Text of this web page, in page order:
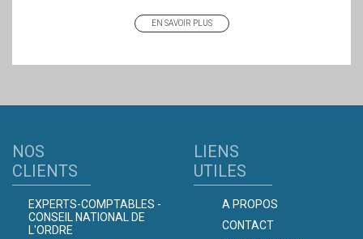
EN SAVOIR PLUS
NOS
CLIENTS
EXPERTS-COMPTABLES -
CONSEIL NATIONAL DE
L'ORDRE
LIENS
UTILES
A PROPOS
CONTACT